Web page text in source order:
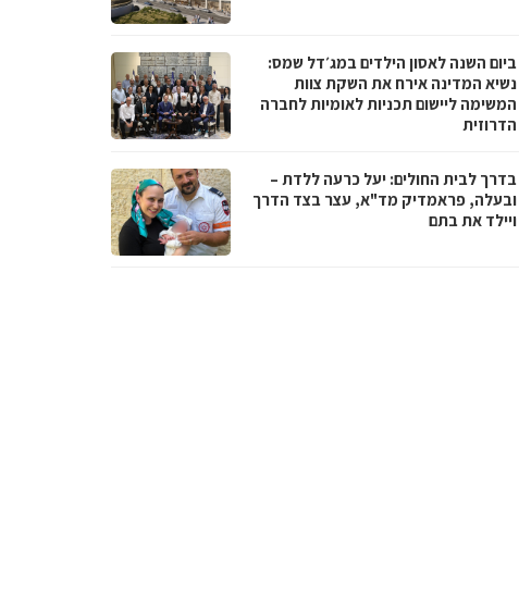
ביום השנה לאסון הילדים במג׳דל שמס:
נשיא המדינה אירח את השקת צוות
המשימה ליישום תכניות לאומיות לחברה
הדרוזית
בדרך לבית החולים: יעל כרעה ללדת –
ובעלה, פראמדיק מד"א, עצר בצד הדרך
ויילד את בתם